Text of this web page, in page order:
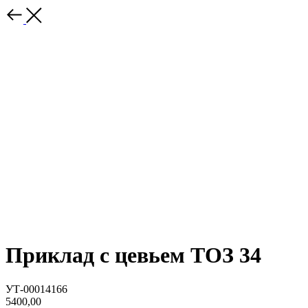
Приклад с цевьем ТОЗ 34
УТ-00014166
5400,00